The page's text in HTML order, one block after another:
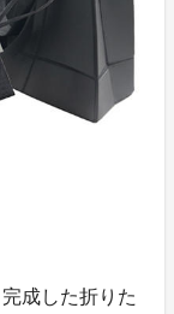
成した折りた